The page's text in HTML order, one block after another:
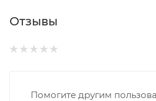
Отзывы
Помогите другим